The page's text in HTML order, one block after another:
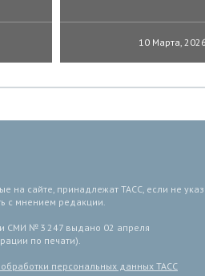
10 Марта, 2026
на сайте, принадлежат ТАСС, если не
с мнением редакции.
СМИ № 3 247 выдано 02 апреля
по печати).
персональных данных ТАСС